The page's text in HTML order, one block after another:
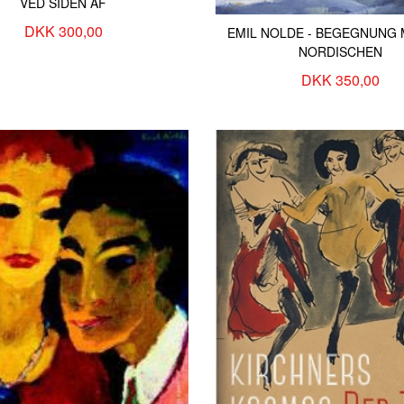
KRASNER Lee
KRØJER Tom
KRØYER P.S.
KUSAMA Yayoi
KUSHNER Robert
KVIUM Michael
KYHN Vilhelm
KØBKE Christen
KØRNER John
LA COUR Janus
LAM Wifredo
LARSEN Johannes
LARSEN STEVNS Niels
PECHSTEIN
PEDERSEN
PEDERSEN
PERRY
PETTIBON
PHILIPSEN
PICABIA
PICASSO
PIROSMANI
PISSARRO
POLKE
POLLOCK
PONTORMO
RAPHAEL
RAUCH Neo
DKK 300,00
EMIL NOLDE - BEGEGNUNG
NORDISCHEN
DKK 350,00